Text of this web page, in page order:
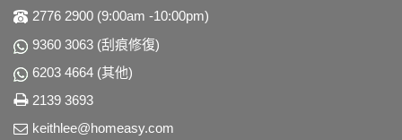
2776 2900 (9:00am -10:00pm)
9360 3063 (刮痕修復)
6203 4664 (其他)
2139 3693
keithlee@homeasy.com